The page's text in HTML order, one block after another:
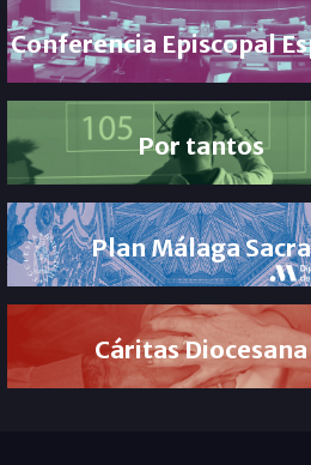
Conferencia Episcopal
Por tantos
Plan Málaga Sacra
Cáritas Diocesana